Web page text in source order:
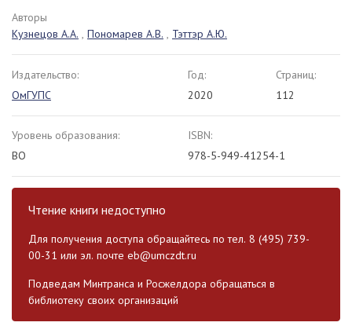
Авторы
Кузнецов А.А. , Пономарев А.В. , Тэттэр А.Ю.
Издательство:
ОмГУПС
Год:
2020
Страниц:
112
Уровень образования:
ВО
ISBN:
978-5-949-41254-1
Чтение книги недоступно
Для получения доступа обращайтесь по тел. 8 (495) 739-
00-31 или эл. почте eb@umczdt.ru
Подведам Минтранса и Росжелдора обращаться в
библиотеку своих организаций